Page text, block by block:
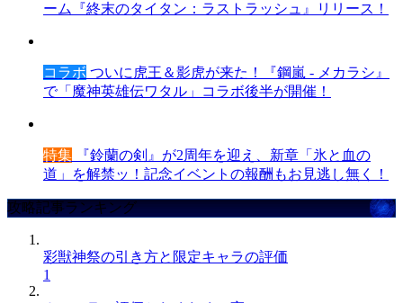
ーム『終末のタイタン：ラストラッシュ』リリース！
コラボ ついに虎王＆影虎が来た！『鋼嵐 - メカラシ』
で「魔神英雄伝ワタル」コラボ後半が開催！
特集 『鈴蘭の剣』が2周年を迎え、新章「氷と血の
道」を解禁ッ！記念イベントの報酬もお見逃し無く！
攻略記事ランキング
彩獣神祭の引き方と限定キャラの評価
1